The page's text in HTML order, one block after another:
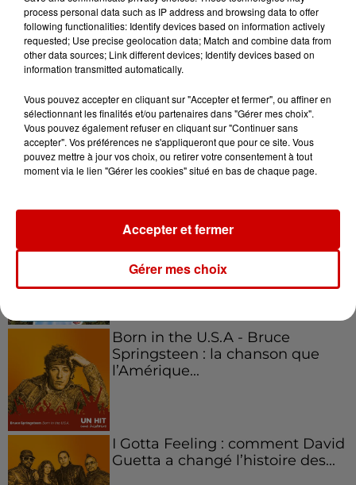
Podcasts
Kelly Massol, figure
emblématique de
l'entrepreneuriat féminin
Aménager un school bus au
Canada et accueillir les bleus à
Boston,...
Born in the U.S.A - Bruce
Springsteen : la chanson que
l’Amérique...
I Gotta Feeling : comment David
Guetta a changé l’histoire des...
process personal data such as IP address and browsing data to offer
following functionalities: Identify devices based on information actively
requested; Use precise geolocation data; Match and combine data from
other data sources; Link different devices; Identify devices based on
information transmitted automatically.
Vous pouvez accepter en cliquant sur "Accepter et fermer", ou affiner en
sélectionnant les finalités et/ou partenaires dans "Gérer mes choix".
Vous pouvez également refuser en cliquant sur "Continuer sans
accepter". Vos préférences ne s'appliqueront que pour ce site. Vous
pouvez mettre à jour vos choix, ou retirer votre consentement à tout
moment via le lien "Gérer les cookies" situé en bas de chaque page.
Gérer mes choix
Accepter et fermer